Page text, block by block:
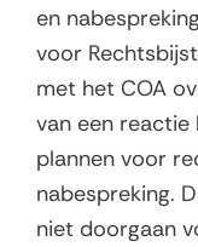
en
voor
met het COA
van een reactie
plannen voor
nabespreking.
niet doorgaan